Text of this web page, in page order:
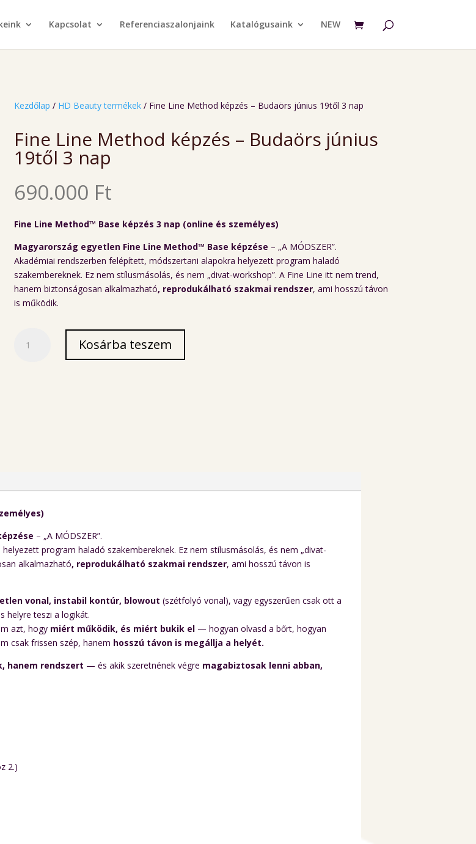
Kapcsolat Referenciaszalonjaink Katalógusaink NEW
Kezdőlap / HD Beauty termékek / Fine Line Method képzés – Budaörs június 19től 3 nap
Fine Line Method képzés – Budaörs június
19től 3 nap
690.000 Ft
Fine Line Method™ Base képzés 3 nap (online és személyes)
Magyarország egyetlen Fine Line Method™ Base képzése – „A MÓDSZER”.
Akadémiai rendszerben felépített, módszertani alapokra helyezett program haladó
szakembereknek. Ez nem stílusmásolás, és nem „divat-workshop”. A Fine Line itt nem trend,
hanem biztonságosan alkalmazható, reprodukálható szakmai rendszer, ami hosszú távon
is működik.
Line
Kosárba teszem
– „A MÓDSZER”.
program haladó szakembereknek. Ez nem stílusmásolás, és nem „divat-
alkalmazható, reprodukálható szakmai rendszer, ami hosszú távon is
vonal, instabil kontúr, blowout (szétfolyó vonal), vagy egyszerűen csak ott a
helyre teszi a logikát.
azt, hogy miért működik, és miért bukik el — hogyan olvasd a bőrt, hogyan
csak frissen szép, hanem hosszú távon is megállja a helyét.
hanem rendszert — és akik szeretnének végre magabiztosak lenni abban,
2.)